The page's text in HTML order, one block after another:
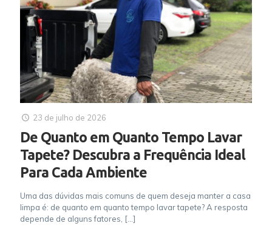
23 de julho de 2026
De Quanto em Quanto Tempo Lavar
Tapete? Descubra a Frequência Ideal
Para Cada Ambiente
Uma das dúvidas mais comuns de quem deseja manter a casa
limpa é: de quanto em quanto tempo lavar tapete? A resposta
depende de alguns fatores, […]